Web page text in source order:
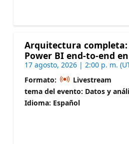
Arquitectura completa:
Power BI end-to-end
17 agosto, 2026 | 2:00 p. m.
Formato:
Livestream
tema del evento: Datos y
Idioma: Español